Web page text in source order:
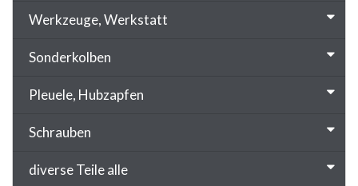
Werkzeuge, Werkstatt
Sonderkolben
Pleuele, Hubzapfen
Schrauben
diverse Teile alle